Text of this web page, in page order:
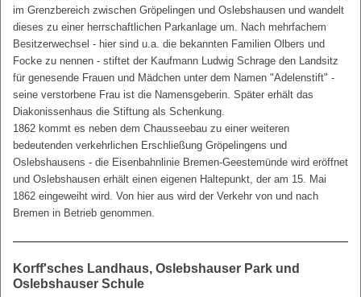
im Grenzbereich zwischen Gröpelingen und Oslebshausen und wandelt
dieses zu einer herrschaftlichen Parkanlage um. Nach mehrfachem
Besitzerwechsel - hier sind u.a. die bekannten Familien Olbers und
Focke zu nennen - stiftet der Kaufmann Ludwig Schrage den Landsitz
für genesende Frauen und Mädchen unter dem Namen "Adelenstift" -
seine verstorbene Frau ist die Namensgeberin. Später erhält das
Diakonissenhaus die Stiftung als Schenkung.
1862 kommt es neben dem Chausseebau zu einer weiteren
bedeutenden verkehrlichen Erschließung Gröpelingens und
Oslebshausens - die Eisenbahnlinie Bremen-Geestemünde wird eröffnet
und Oslebshausen erhält einen eigenen Haltepunkt, der am 15. Mai
1862 eingeweiht wird. Von hier aus wird der Verkehr von und nach
Bremen in Betrieb genommen.
Korff'sches Landhaus, Oslebshauser Park und
Oslebshauser Schule